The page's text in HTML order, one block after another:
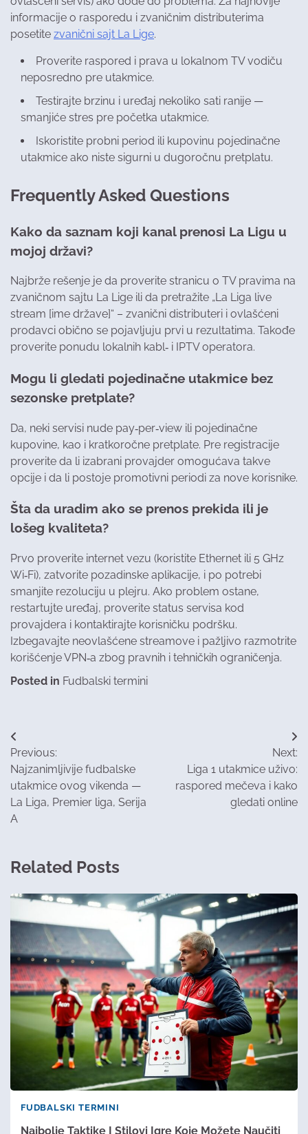
informacije o rasporedu i zvaničnim distributerima
posetite zvanični sajt La Lige.
Proverite raspored i prava u lokalnom TV vodiču
neposredno pre utakmice.
Testirajte brzinu i uređaj nekoliko sati ranije —
smanjiće stres pre početka utakmice.
Iskoristite probni period ili kupovinu pojedinačne
utakmice ako niste sigurni u dugoročnu pretplatu.
Frequently Asked Questions
Kako da saznam koji kanal prenosi La Ligu u
mojoj državi?
Najbrže rešenje je da proverite stranicu o TV pravima na
zvaničnom sajtu La Lige ili da pretražite „La Liga live
stream [ime države]“ – zvanični distributeri i ovlašćeni
prodavci obično se pojavljuju prvi u rezultatima. Takođe
proverite ponudu lokalnih kabl‐ i IPTV operatora.
Mogu li gledati pojedinačne utakmice bez
sezonske pretplate?
Da, neki servisi nude pay‑per‑view ili pojedinačne
kupovine, kao i kratkoročne pretplate. Pre registracije
proverite da li izabrani provajder omogućava takve
opcije i da li postoje promotivni periodi za nove korisnike.
Šta da uradim ako se prenos prekida ili je
lošeg kvaliteta?
Prvo proverite internet vezu (koristite Ethernet ili 5 GHz
Wi‑Fi), zatvorite pozadinske aplikacije, i po potrebi
smanjite rezoluciju u plejru. Ako problem ostane,
restartujte uređaj, proverite status servisa kod
provajdera i kontaktirajte korisničku podršku.
Izbegavajte neovlašćene streamove i pažljivo razmotrite
korišćenje VPN‑a zbog pravnih i tehničkih ograničenja.
Posted in Fudbalski termini
Post
navigation
Previous:
Najzanimljivije fudbalske
utakmice ovog vikenda —
La Liga, Premier liga, Serija
A
Next:
Liga 1 utakmice uživo:
raspored mečeva i kako
gledati online
Related Posts
FUDBALSKI TERMINI
Najbolje Taktike I Stilovi Igre Koje Možete Naučiti